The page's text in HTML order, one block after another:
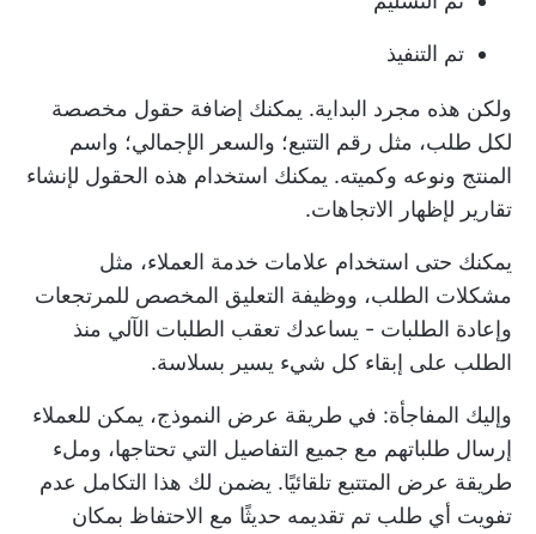
تم التنفيذ
ولكن هذه مجرد البداية. يمكنك إضافة حقول مخصصة
لكل طلب، مثل رقم التتبع؛ والسعر الإجمالي؛ واسم
المنتج ونوعه وكميته. يمكنك استخدام هذه الحقول لإنشاء
تقارير لإظهار الاتجاهات.
يمكنك حتى استخدام علامات خدمة العملاء، مثل
مشكلات الطلب، ووظيفة التعليق المخصص للمرتجعات
وإعادة الطلبات - يساعدك تعقب الطلبات الآلي منذ
الطلب على إبقاء كل شيء يسير بسلاسة.
وإليك المفاجأة: في طريقة عرض النموذج، يمكن للعملاء
إرسال طلباتهم مع جميع التفاصيل التي تحتاجها، وملء
طريقة عرض المتتبع تلقائيًا. يضمن لك هذا التكامل عدم
تفويت أي طلب تم تقديمه حديثًا مع الاحتفاظ بمكان